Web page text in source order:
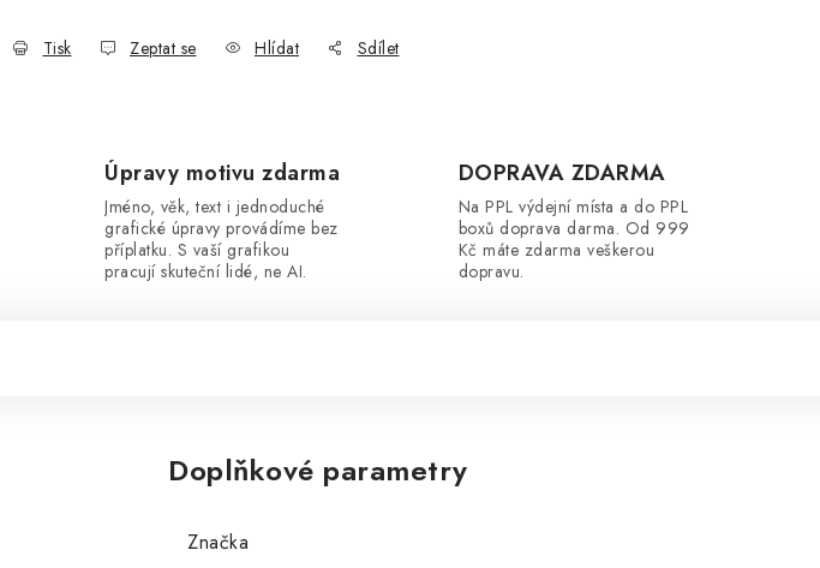
Tisk Zeptat se Hlídat Sdílet
Úpravy motivu zdarma
Jméno, věk, text i jednoduché
grafické úpravy provádíme bez
příplatku. S vaší grafikou
pracují skuteční lidé, ne AI.
DOPRAVA ZDARMA
Na PPL výdejní místa a do PPL
boxů doprava darma. Od 999
Kč máte zdarma veškerou
dopravu.
Doplňkové parametry
Značka